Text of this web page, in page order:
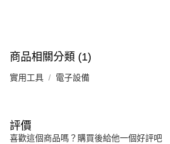
商品相關分類 (1)
實用工具 電子設備
評價
喜歡這個商品嗎？購買後給他一個好評吧